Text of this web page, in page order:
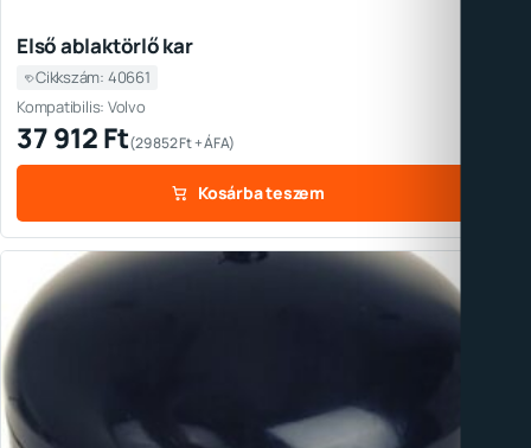
Első ablaktörlő kar
Cikkszám: 40661
Kompatibilis: Volvo
37 912Ft(29 852Ft+ ÁFA)
Kosárba teszem